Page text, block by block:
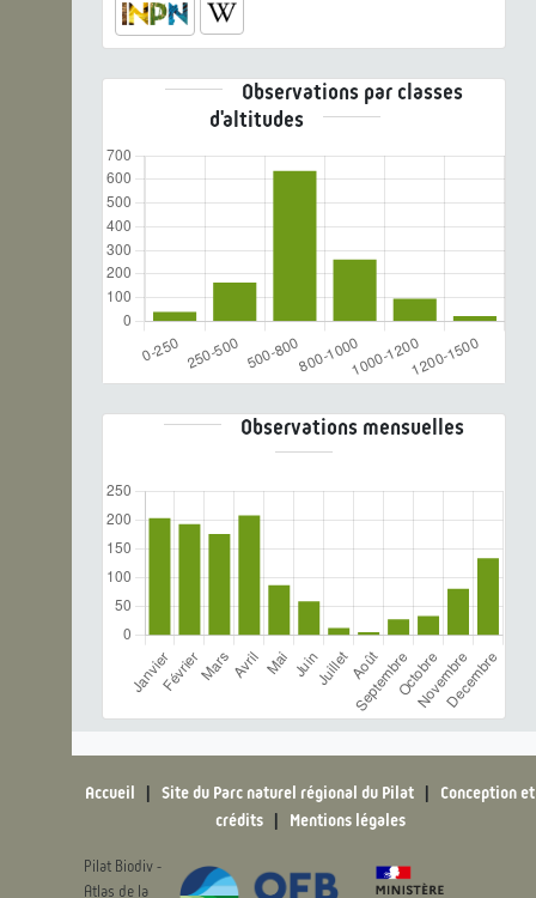
Observations par classes
d'altitudes
Observations mensuelles
Accueil | Site du Parc naturel régional du Pilat | Conception et
crédits| Mentions légales
Pilat Biodiv -
Atlas de la